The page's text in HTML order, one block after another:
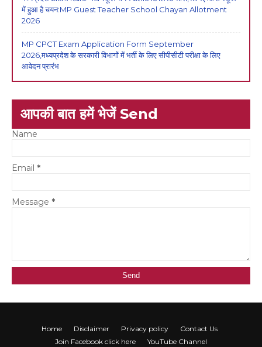
में हुआ है चयन:MP Guest Teacher School Chayan Allotment
2026
MP CPCT Exam Application Form September
2026,मध्यप्रदेश के सरकारी विभागों में भर्ती के लिए सीपीसीटी परीक्षा के लिए
आवेदन प्रारंभ
आपकी बात हमें भेजें Send
Name
Email *
Message *
Home Disclaimer Privacy policy
Contact Us
Join Facebook click here
YouTube Channel